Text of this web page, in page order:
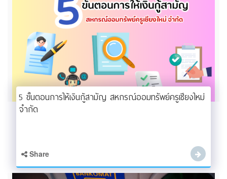
5 ขั้นตอนการให้เงินกู้สามัญ สหกรณ์ออมทรัพย์ครูเชียงใหม่
จำกัด
Share